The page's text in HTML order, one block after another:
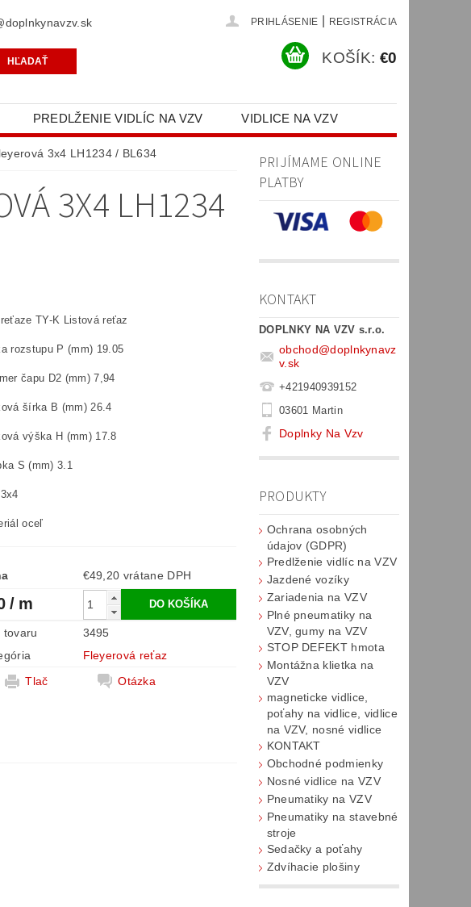
PRIHLÁSENIE REGISTRÁCIA
KOŠÍK: €0
PREDLŽENIE VIDLÍC NA VZV VIDLICE NA VZV
ÚDAJOV (GDPR)
3x4 LH1234 / BL634
3X4 LH1234
TY-K Listová reťaz
rozstupu P (mm) 19.05
čapu D2 (mm) 7,94
šírka B (mm) 26.4
výška H (mm) 17.8
S (mm) 3.1
oceľ
€49,20 vrátane DPH
/ m
tovaru
3495
Fleyerová reťaz
Tlač
Otázka
PRIJÍMAME ONLINE
PLATBY
KONTAKT
DOPLNKY NA VZV s.r.o.
obchod@doplnkynavz
v.sk
+421940939152
03601 Martin
Doplnky Na Vzv
PRODUKTY
Ochrana osobných
údajov (GDPR)
Predlženie vidlíc na VZV
Jazdené vozíky
Zariadenia na VZV
Plné pneumatiky na
VZV, gumy na VZV
STOP DEFEKT hmota
Montážna klietka na
VZV
magneticke vidlice,
poťahy na vidlice, vidlice
na VZV, nosné vidlice
KONTAKT
Obchodné podmienky
Nosné vidlice na VZV
Pneumatiky na VZV
Pneumatiky na stavebné
stroje
Sedačky a poťahy
Zdvíhacie plošiny